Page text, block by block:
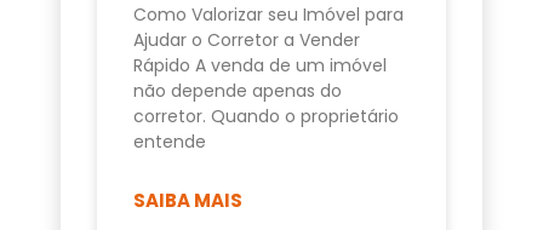
Como Valorizar seu Imóvel para
Ajudar o Corretor a Vender
Rápido A venda de um imóvel
não depende apenas do
corretor. Quando o proprietário
entende
SAIBA MAIS